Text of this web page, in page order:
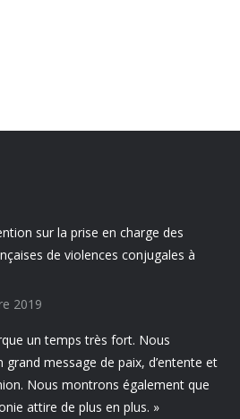
sur la prise en charge des
de violences conjugales à
2019
un temps très fort. Nous
grand message de paix, d’entente et
Nous montrons également que
attire de plus en plus. »